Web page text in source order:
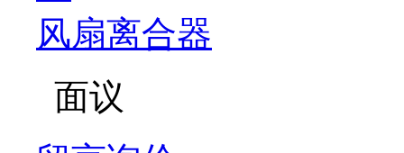
风扇离合器
面议